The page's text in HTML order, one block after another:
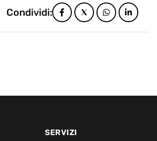
Condividi:
SERVIZI